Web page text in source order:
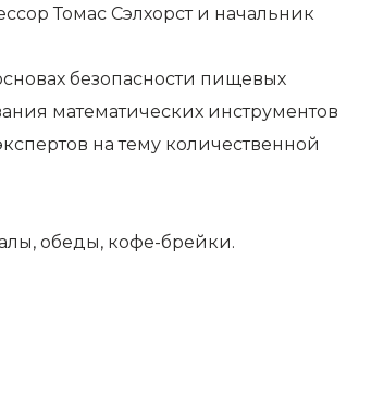
Томас Сэлхорст и начальник
безопасности пищевых
математических инструментов
на тему количественной
обеды, кофе-брейки.